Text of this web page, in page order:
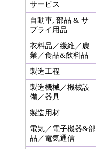
サービス
自動車, 部品 & サ
プライ用品
衣料品／繊維／農
業／食品&飲料品
製造工程
製造機械／機械設
備／器具
製造用材
電気／電子機器&部
品／電気通信